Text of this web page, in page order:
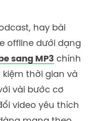
hay bài
offline dưới dạng
sang MP3 chính
thời gian và
vài bước cơ
video yêu thích